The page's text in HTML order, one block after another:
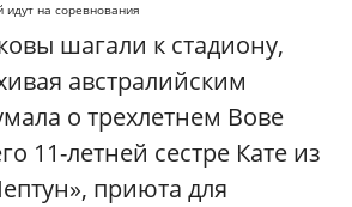
на соревнования
шагали к стадиону,
австралийским
о трехлетнем Вове
11-летней сестре Кате из
приюта для